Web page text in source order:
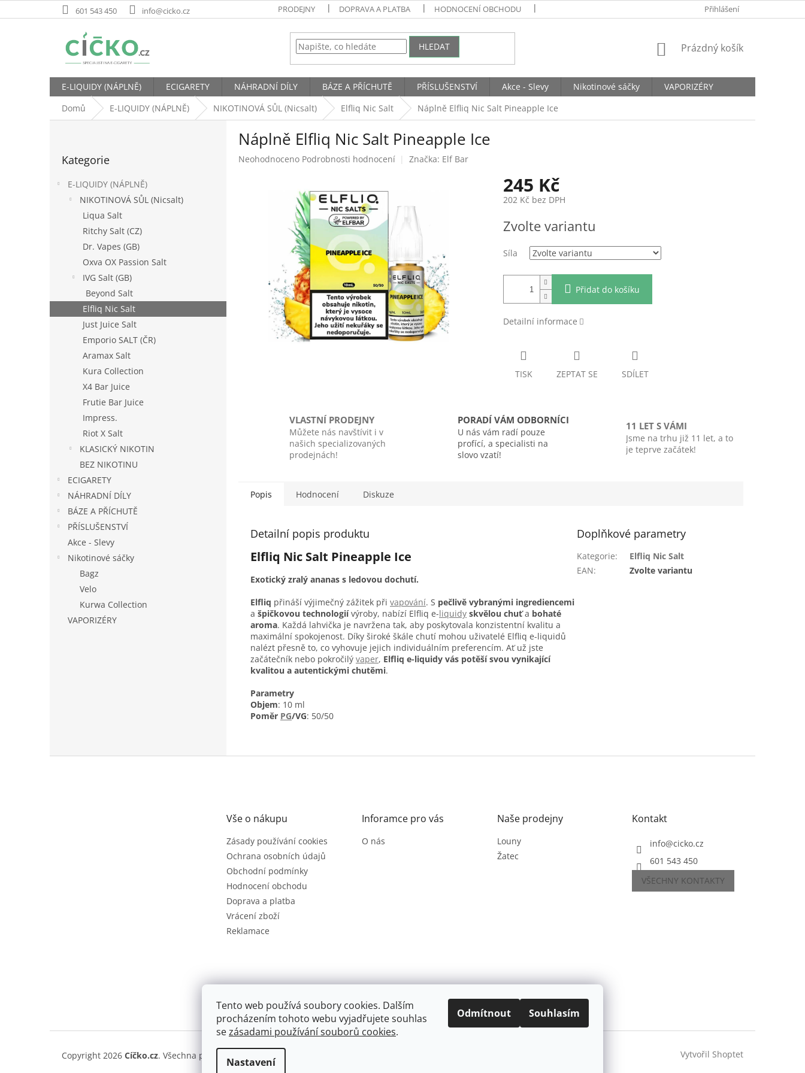
Tento web používá soubory cookies. Dalším
procházením tohoto webu vyjadřujete souhlas
sezásadami používání souborů cookies.
Nastavení
Odmítnout Souhlasím
na
601 543 450 info@cicko.cz PRODEJNY DOPRAVA A PLATBA HODNOCENÍ OBCHODU Přihlášení
HLEDAT
NÁKUPNÍ
Prázdný košík
E-LIQUIDY (NÁPLNĚ) ECIGARETY NÁHRADNÍ DÍLY BÁZE A PŘÍCHUTĚ PŘÍSLUŠENSTVÍ Akce - Slevy Nikotinové sáčky
VAPORIZÉRY
Domů
E-LIQUIDY (NÁPLNĚ) NIKOTINOVÁ SŮL (Nicsalt) Elfliq Nic Salt Náplně Elfliq Nic Salt Pineapple Ice
l
kategorie
Kategorie
E-LIQUIDY (NÁPLNĚ)
NIKOTINOVÁ SŮL (Nicsalt)
Liqua Salt
Ritchy Salt (CZ)
Dr. Vapes (GB)
Oxva OX Passion Salt
IVG Salt (GB)
Beyond Salt
Elfliq Nic Salt
Just Juice Salt
Emporio SALT (ČR)
Aramax Salt
Kura Collection
X4 Bar Juice
Frutie Bar Juice
Impress.
Riot X Salt
KLASICKÝ NIKOTIN
BEZ NIKOTINU
ECIGARETY
NÁHRADNÍ DÍLY
BÁZE A PŘÍCHUTĚ
PŘÍSLUŠENSTVÍ
Akce - Slevy
Nikotinové sáčky
Bagz
Velo
Kurwa Collection
VAPORIZÉRY
Náplně Elfliq Nic Salt Pineapple Ice
Průměrné
Neohodnoceno Podrobnosti hodnocení Značka: Elf Bar
245 Kč
202 Kč bez DPH
cena:
Zvolte variantu
Síla
Přidat do košíku
Detailní informace
TISK ZEPTAT SE SDÍLET
VLASTNÍ PRODEJNY
Můžete nás navštívit i v
našich specializovaných
prodejnách!
PORADÍ VÁM ODBORNÍCI
U nás vám radí pouze
profící, a specialisti na
slovo vzatí!
11 LET S VÁMI
Jsme na trhu již 11 let, a to
je teprve začátek!
Popis Hodnocení Diskuze
Detailní popis produktu
Elfliq Nic Salt Pineapple Ice
Exotický zralý ananas s ledovou dochutí.
Elfliq přináší výjimečný zážitek při vapování. S pečlivě vybranými ingrediencemi
a špičkovou technologiívýroby, nabízí Elfliq e-liquidy skvělou chuťa bohaté
aroma. Každá lahvička je navržena tak, aby poskytovala konzistentní kvalitu a
maximální spokojenost. Díky široké škále chutí mohou uživatelé Elfliq e-liquidů
nalézt přesně to, co vyhovuje jejich individuálním preferencím. Ať už jste
začátečník nebo pokročilý vaper, Elfliq e-liquidy vás potěší svou vynikající
kvalitou a autentickými chutěmi.
Parametry
Objem: 10 ml
Poměr PG/VG: 50/50
Doplňkové parametry
Kategorie:
Elfliq Nic Salt
EAN: Zvolte variantu
Vše o nákupu
Zásady používání cookies
Ochrana osobních údajů
Obchodní podmínky
Hodnocení obchodu
Doprava a platba
Vrácení zboží
Reklamace
Inforamce pro vás
O nás
Naše prodejny
Louny
Žatec
Kontakt
info@cicko.cz
601 543 450
VŠECHNY KONTAKTY
Vytvořil Shoptet
Copyright 2026 Cíčko.cz. Všechna práva vyhrazena.